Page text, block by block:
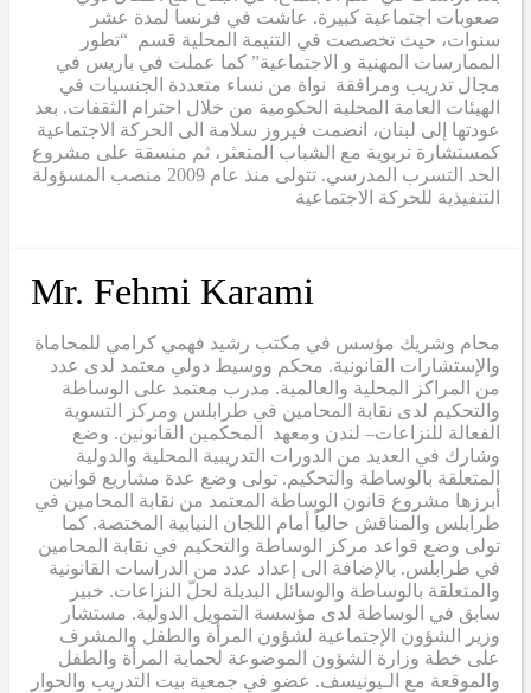
صعوبات اجتماعية كبيرة. عاشت في فرنسا لمدة عشر
سنوات، حيث تخصصت في التنيمة المحلية قسم “تطور
الممارسات المهنية و الاجتماعية” كما عملت في باريس في
مجال تدريب ومرافقة نواة من نساء متعددة الجنسيات في
الهيئات العامة المحلية الحكومية من خلال احترام الثقفات. بعد
عودتها إلى لبنان، انضمت فيروز سلامة الى الحركة الاجتماعية
كمستشارة تربوية مع الشباب المتعثر، ثم منسقة على مشروع
الحد التسرب المدرسي. تتولى منذ عام 2009 منصب المسؤولة
التنفيذية للحركة الاجتماعية
Mr. Fehmi Karami
محام وشريك مؤسس في مكتب رشيد فهمي كرامي للمحاماة
والإستشارات القانونية. محكم ووسيط دولي معتمد لدى عدد
من المراكز المحلية والعالمية. مدرب معتمد على الوساطة
والتحكيم لدى نقابة المحامين في طرابلس ومركز التسوية
الفعالة للنزاعات– لندن ومعهد المحكمين القانونين. وضع
وشارك في العديد من الدورات التدريبية المحلية والدولية
المتعلقة بالوساطة والتحكيم. تولى وضع عدة مشاريع قوانين
أبرزها مشروع قانون الوساطة المعتمد من نقابة المحامين في
طرابلس والمناقش حالياً أمام اللجان النيابية المختصة. كما
تولى وضع قواعد مركز الوساطة والتحكيم في نقابة المحامين
في طرابلس. بالإضافة الى إعداد عدد من الدراسات القانونية
والمتعلقة بالوساطة والوسائل البديلة لحلّ النزاعات. خبير
سابق في الوساطة لدى مؤسسة التمويل الدولية. مستشار
وزير الشؤون الإجتماعية لشؤون المرأة والطفل والمشرف
على خطة وزارة الشؤون الموضوعة لحماية المرأة والطفل
والموقعة مع الـيونيسف. عضو في جمعية بيت التدريب والحوار